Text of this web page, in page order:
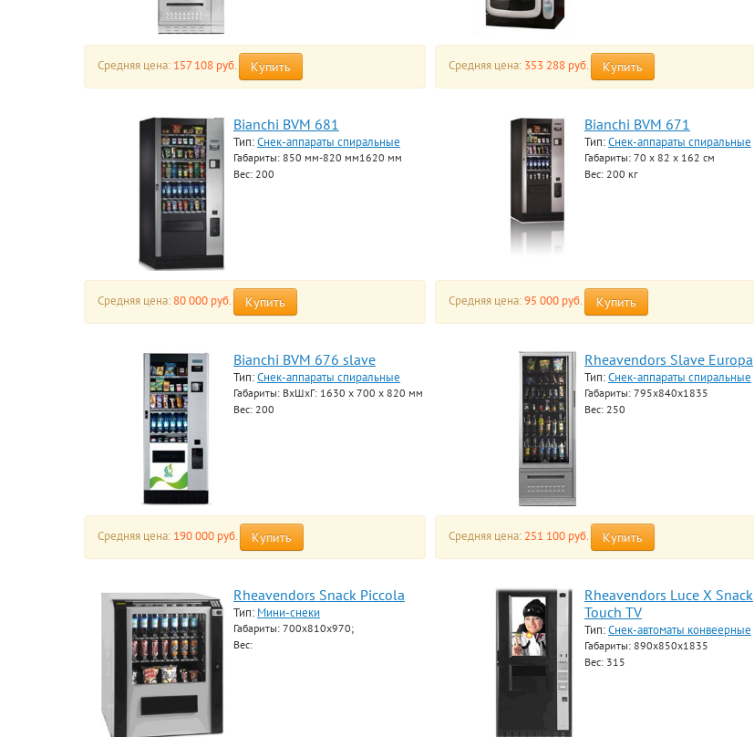
Средняя цена: 157 108 руб. Купить Средняя цена: 353 288 руб. Купить
Bianchi BVM 681
Тип:Снек-аппараты спиральные
Габариты: 850 мм-820 мм1620 мм
Вес: 200
Средняя цена: 80 000 руб. Купить
Bianchi BVM 671
Тип:Снек-аппараты спиральные
Габариты: 70 x 82 х 162 см
Вес: 200 кг
Средняя цена:95 000 руб. Купить
Bianchi BVM 676 slave
Тип:Снек-аппараты спиральные
Габариты: ВхШхГ: 1630 x 700 x 820 мм
Вес: 200
Средняя цена: 190 000 руб. Купить
Rheavendors Slave Europa
Тип:Снек-аппараты спиральные
Габариты: 795x840x1835
Вес: 250
Средняя цена: 251 100 руб. Купить
Rheavendors Snack Piccola
Тип: Мини-снеки
Габариты: 700x810x970;
Вес:
Rheavendors Luce X Snack
Touch TV
Тип:Снек-автоматы конвеерные
Габариты: 890x850x1835
Вес: 315